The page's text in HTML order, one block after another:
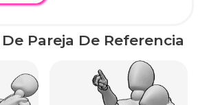
Pareja De Referencia